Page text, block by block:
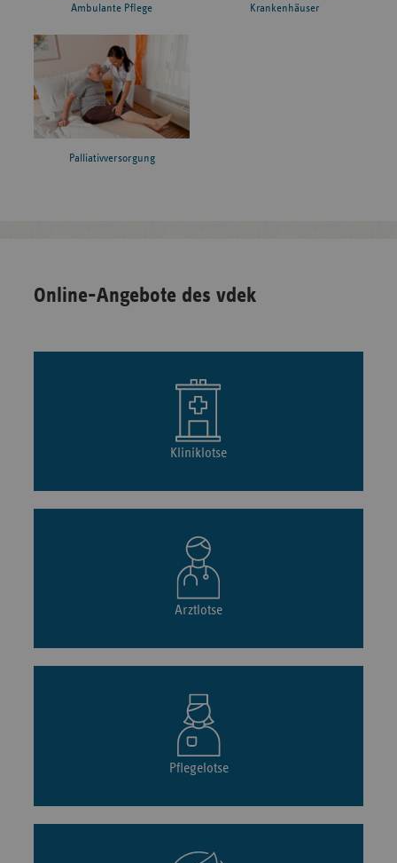
Ambulante Pflege Krankenhäuser
Palliativversorgung
Online-Angebote des vdek
Kliniklotse
Arztlotse
Pflegelotse